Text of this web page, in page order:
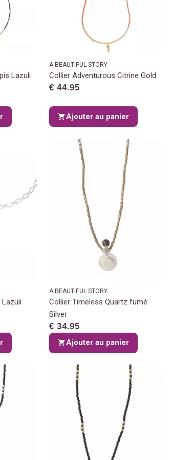
Lazuli
A BEAUTIFUL STORY
Collier Adventurous Citrine Gold
€ 44.95
Ajouter au panier
A BEAUTIFUL STORY
Collier Timeless Quartz fumé
Silver
€ 34.95
Ajouter au panier